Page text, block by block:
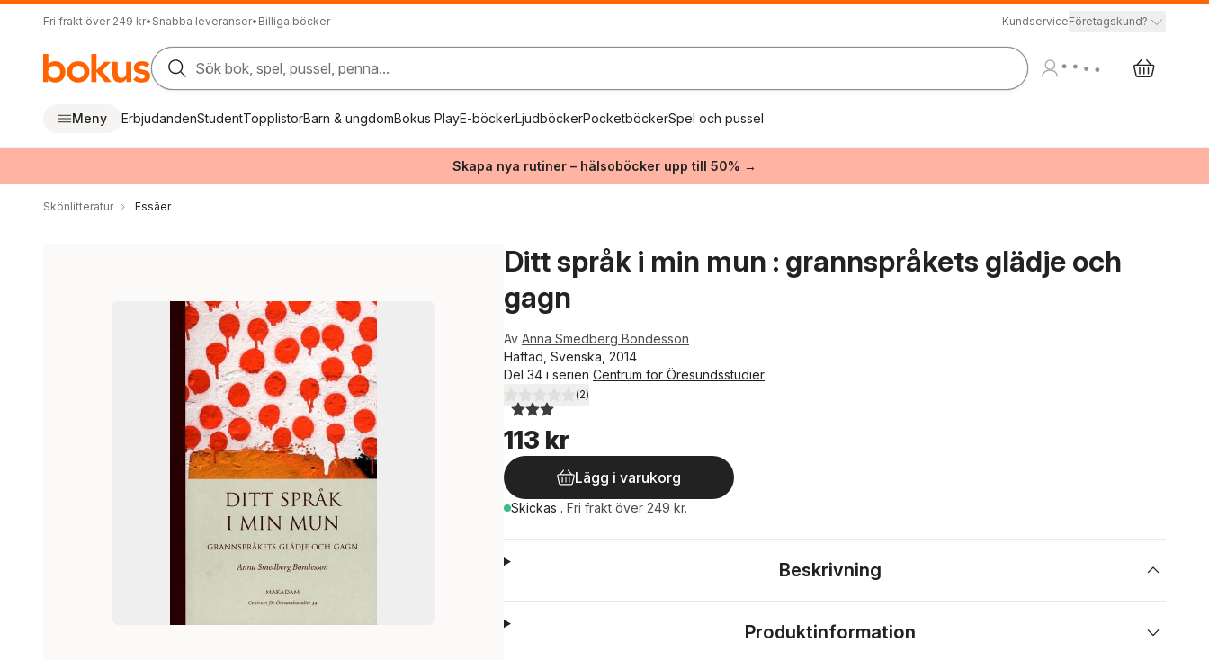
Fri frakt över 249 kr• Snabba leveranser• Billiga böcker KundserviceFöretagskund?
Sök bok, spel, pussel, penna...
Meny ErbjudandenStudentTopplistorBarn & ungdomBokus PlayE-böckerLjudböckerPocketböckerSpel och pussel
Skapa nya rutiner – hälsoböcker upp till 50% →
Skönlitteratur Essäer
Ditt språk i min mun : grannspråkets glädje och
gagn
Av Anna Smedberg Bondesson
Häftad, Svenska, 2014
Del 34 i serien Centrum för Öresundsstudier
3,0utav 5 stjärnor. Totalt antal röster:
(2)
113 kr
Lägg i varukorg
Skickas . Fri frakt över 249 kr.
Beskrivning
Produktinformation